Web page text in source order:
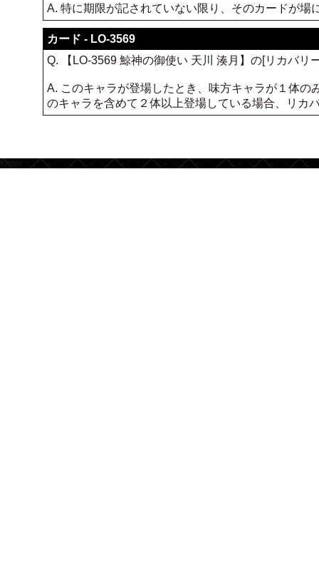
A. 特に期限が記されていない限り、そのカードが場
カード - LO-3569
Q. 【LO-3569 鯨神の御使い 天川 湊月】の[リカバリ
A. このキャラが登場したとき、味方キャラが１体
のキャラを含めて２体以上登場している場合、リカ
footer